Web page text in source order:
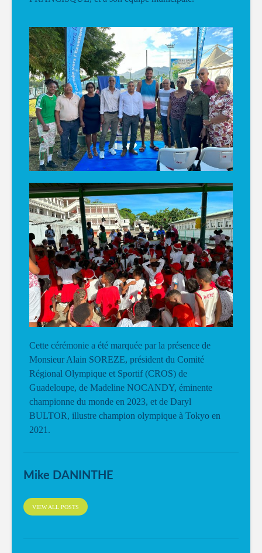
Cette cérémonie a été marquée par la présence de
Monsieur Alain SOREZE, président du Comité
Régional Olympique et Sportif (CROS) de
Guadeloupe, de Madeline NOCANDY, éminente
championne du monde en 2023, et de Daryl
BULTOR, illustre champion olympique à Tokyo en
2021.
Mike DANINTHE
VIEW ALL POSTS